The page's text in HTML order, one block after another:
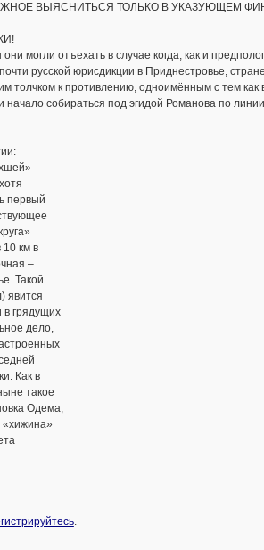
ВЫЯСНИТЬСЯ ТОЛЬКО В УКАЗУЮЩЕМ
могли отъехать в случае когда, как и
русской юрисдикции в Приднестровье,
толчком к противлению, одноимённым с тем
собираться под эгидой Романова по
первый
км в
–
Такой
явится
грядущих
дело,
Как в
такое
Одема,
«хижина»
.